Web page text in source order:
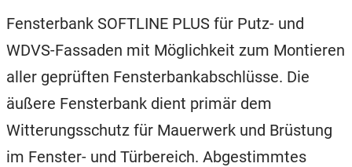
Fensterbank SOFTLINE PLUS für Putz- und
WDVS-Fassaden mit Möglichkeit zum Montieren
aller geprüften Fensterbankabschlüsse. Die
äußere Fensterbank dient primär dem
Witterungsschutz für Mauerwerk und Brüstung
im Fenster- und Türbereich. Abgestimmtes